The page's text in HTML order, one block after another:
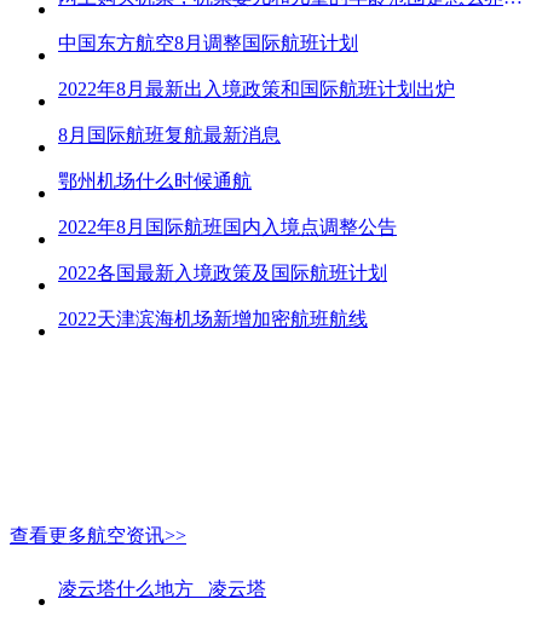
中国东方航空8月调整国际航班计划
2022年8月最新出入境政策和国际航班计划出炉
8月国际航班复航最新消息
鄂州机场什么时候通航
2022年8月国际航班国内入境点调整公告
2022各国最新入境政策及国际航班计划
2022天津滨海机场新增加密航班航线
查看更多航空资讯>>
凌云塔什么地方_ 凌云塔